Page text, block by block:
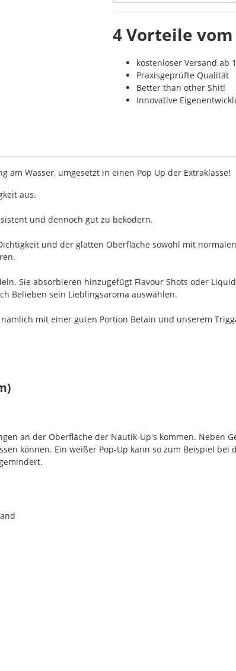
4 Vorteile
kostenloser Versand ab
Praxisgeprüfte Qualität
Better than other Shit!
Innovative
Wasser, umgesetzt in einen Pop Up der Extraklasse!
aus.
und dennoch gut zu beködern.
und der glatten Oberfläche sowohl mit
Sie absorbieren hinzugefügt Flavour Shots oder
Belieben sein Lieblingsaroma auswählen.
mit einer guten Portion Betain und unserem
an der Oberfläche der Nautik-Up's kommen. Neben
können. Ein weißer Pop-Up kann so zum Beispiel